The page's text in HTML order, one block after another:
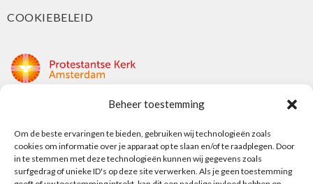
Beheer toestemming
Om de beste ervaringen te bieden, gebruiken wij technologieën zoals
cookies om informatie over je apparaat op te slaan en/of te raadplegen. Door
in te stemmen met deze technologieën kunnen wij gegevens zoals
surfgedrag of unieke ID's op deze site verwerken. Als je geen toestemming
COOKIEBELEID
Nieuwe Herengracht 18
1018 DP Amsterdam
t: 020 5353 700